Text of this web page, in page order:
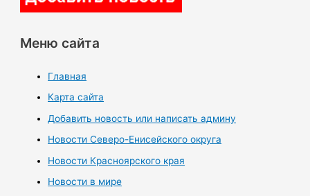
Меню сайта
Главная
Карта сайта
Добавить новость или написать админу
Новости Северо-Енисейского округа
Новости Красноярского края
Новости в мире